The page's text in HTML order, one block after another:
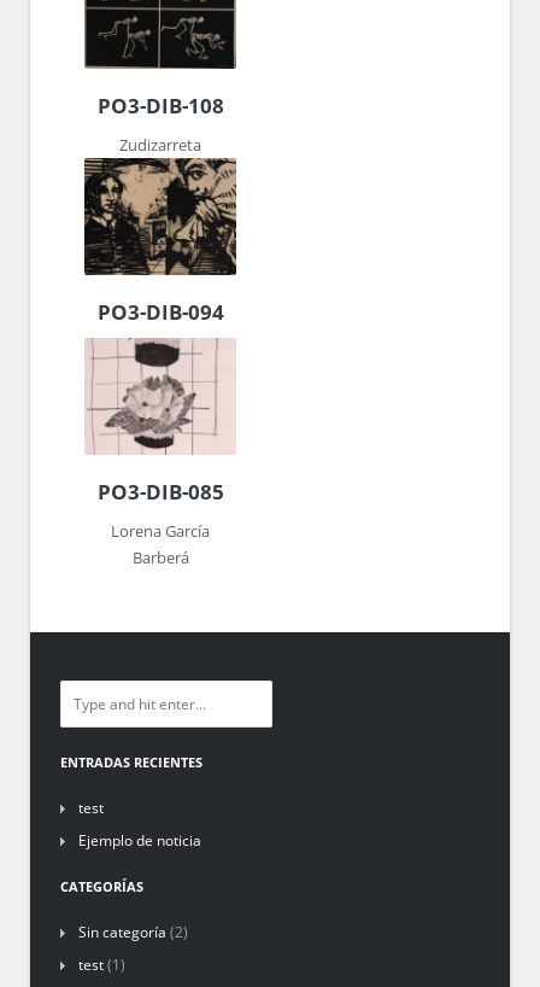
PO3-DIB-108
Zudizarreta
PO3-DIB-094
PO3-DIB-085
Lorena García
Barberá
ENTRADAS RECIENTES
test
Ejemplo de noticia
CATEGORÍAS
Sin categoría (2)
test(1)